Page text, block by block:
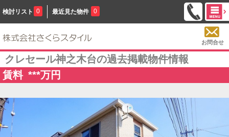
検討リスト 0 最近見た物件 0
お問合せ
クレセール神之木台の過去掲載物件情報
賃料 ***万円